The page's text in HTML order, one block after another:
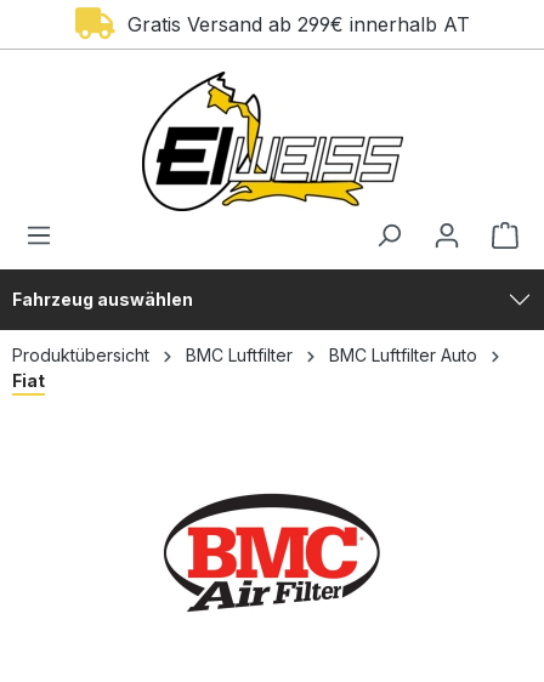
springenGratis Versand ab 299€ innerhalb AT
Fahrzeug auswählen
Produktübersicht BMC Luftfilter
BMC Luftfilter Auto
Fiat